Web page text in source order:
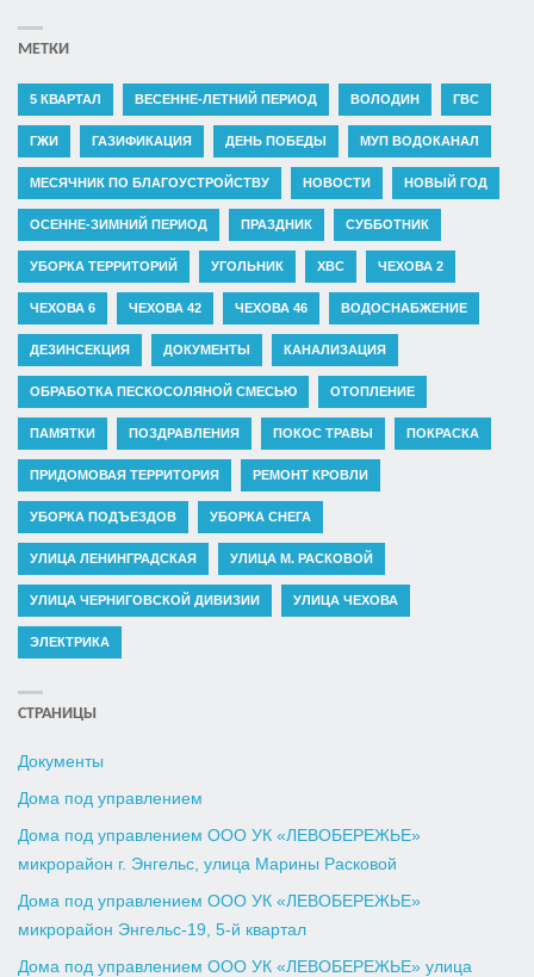
МЕТКИ
5 КВАРТАЛ ВЕСЕННЕ-ЛЕТНИЙ ПЕРИОД ВОЛОДИН ГВС
ГЖИ ГАЗИФИКАЦИЯ ДЕНЬ ПОБЕДЫ МУП ВОДОКАНАЛ
МЕСЯЧНИК ПО БЛАГОУСТРОЙСТВУ НОВОСТИ НОВЫЙ ГОД
ОСЕННЕ-ЗИМНИЙ ПЕРИОД ПРАЗДНИК СУББОТНИК
УБОРКА ТЕРРИТОРИЙ УГОЛЬНИК ХВС ЧЕХОВА 2
ЧЕХОВА 6 ЧЕХОВА 42 ЧЕХОВА 46 ВОДОСНАБЖЕНИЕ
ДЕЗИНСЕКЦИЯ ДОКУМЕНТЫ КАНАЛИЗАЦИЯ
ОБРАБОТКА ПЕСКОСОЛЯНОЙ СМЕСЬЮ ОТОПЛЕНИЕ
ПАМЯТКИ ПОЗДРАВЛЕНИЯ ПОКОС ТРАВЫ ПОКРАСКА
ПРИДОМОВАЯ ТЕРРИТОРИЯ РЕМОНТ КРОВЛИ
УБОРКА ПОДЪЕЗДОВ УБОРКА СНЕГА
УЛИЦА ЛЕНИНГРАДСКАЯ УЛИЦА М. РАСКОВОЙ
УЛИЦА ЧЕРНИГОВСКОЙ ДИВИЗИИ УЛИЦА ЧЕХОВА
ЭЛЕКТРИКА
СТРАНИЦЫ
Документы
Дома под управлением
Дома под управлением ООО УК «ЛЕВОБЕРЕЖЬЕ»
микрорайон г. Энгельс, улица Марины Расковой
Дома под управлением ООО УК «ЛЕВОБЕРЕЖЬЕ»
микрорайон Энгельс-19, 5-й квартал
Дома под управлением ООО УК «ЛЕВОБЕРЕЖЬЕ» улица